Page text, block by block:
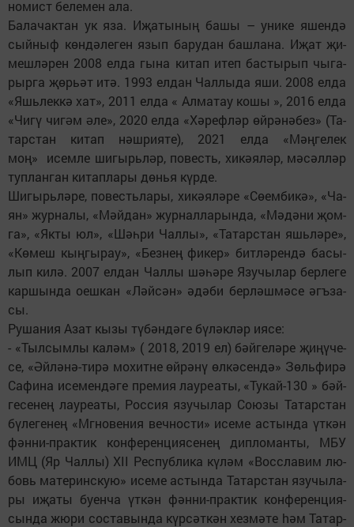
но­мист бе­ле­мен ала.
Ба­ла­чак­тан ук яза. Иҗа­ты­ның ба­шы – уни­ке яшен­дә
сый­ныф кѳндә­ле­ген язып ба­ру­дан баш­ла­на. Иҗат җи­
меш­лә­рен 2008 ел­да гы­на ки­тап итеп бас­ты­рып чы­га­
рыр­га җѳрьәт итә. 1993 ел­дан Чал­лы­да яши. 2008 ел­да
«Яшь­лек­кә хат», 2011 ел­да « Ал­ма­тау ко­шы », 2016 ел­да
«Чи­гү чигəм əле», 2020 ел­да «Хә­реф­ләр өй­рә­нә­без» (Та­
тар­стан ки­тап нәш­ри­я­те), 2021 ел­да «Мәң­ге­лек
моң» исем­ле ши­гырьлəр, по­весть, хи­кә­ялəр, мә­сәл­ләр
туп­лан­ган ки­тап­ла­ры дөнья күр­де.
Ши­гырь­лә­ре, по­весть­ла­ры, хи­кә­я­лә­ре «Сѳем­би­кә», «Ча­
ян» жур­на­лы, «Мәй­дан» жур­нал­ла­рын­да, «Мә­дә­ни җом­
га», «Як­ты юл», «Шәһ­ри Чал­лы», «Та­тар­стан яшь­лә­ре»,
«Кө­меш кың­гы­рау», «Без­нең фи­кер» бит­лә­рен­дә ба­сы­
лып ки­лә. 2007 ел­дан Чал­лы шә­һә­ре Язу­чы­лар бер­ле­ге
кар­шын­да оеш­кан «Ләй­сән» әдә­би бер­ләш­мә­се әгъ­за­
сы.
Ру­ша­ния Азат кы­зы тү­бән­дә­ге бү­ләк­ләр ия­се:
- «Тыл­сым­лы ка­ләм» ( 2018, 2019 ел) бәй­ге­лә­ре җи­ңү­че­
се, «Әй­лә­нә-ти­рә мохит­не ѳйрә­нү өл­кә­сен­дә» Зөль­фи­рә
Са­фи­на исе­мен­дә­ге пре­мия лау­ре­а­ты, «Ту­кай-130 » бәй­
ге­се­нең лау­ре­а­ты, Рос­сия язу­чы­лар Со­ю­зы Та­тар­стан
бү­ле­ге­нең «Мгно­ве­ния веч­нос­ти» исе­ме ас­тын­да үт­кән
фән­ни-прак­тик кон­фе­рен­ци­я­се­нең дип­ло­ман­ты, МБУ
ИМЦ (Яр Чал­лы) XII Рес­пуб­ли­ка кү­ләм «Восс­ла­вим лю­
бовь ма­те­ринс­кую» исе­ме ас­тын­да Та­тар­стан язу­чы­ла­
ры иҗа­ты бу­ен­ча үт­кән фән­ни-прак­тик кон­фе­рен­ци­я­
сын­да жю­ри сос­та­вын­да күр­сәт­кән хез­мә­те hәм Та­тар­